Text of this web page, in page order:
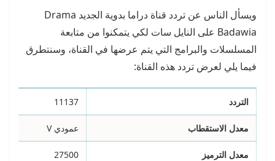
ويسأل الناس عن تردد قناة دراما بدوية الجديد Drama
Badawia على النايل سات لكي يتمكنوا من متابعة
المسلسلات والبرامج التي يتم عرضها في القناة، وسنتطرق
فيما يلي لعرض تردد هذه القناة:
التردد 11137
معدل الاستقطاب عمودي V
معدل الترميز 27500